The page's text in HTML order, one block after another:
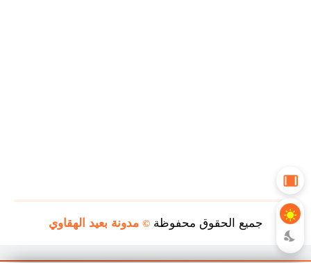
جميع الحقوق محفوظة © مدونة بعيد الهقاوي